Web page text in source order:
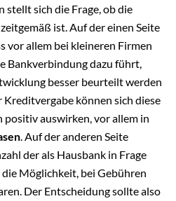
stellt sich die Frage, ob die
ist. Auf der einen Seite
vor allem bei kleineren Firmen
Bankverbindung dazu führt,
besser beurteilt werden
Kreditvergabe können sich diese
positiv auswirken, vor allem in
. Auf der anderen Seite
der als Hausbank in Frage
Möglichkeit, bei Gebühren
Der Entscheidung sollte also